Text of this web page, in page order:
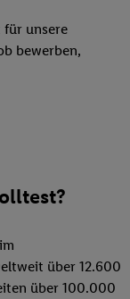
für unsere
bewerben,
über 12.600
über 100.000